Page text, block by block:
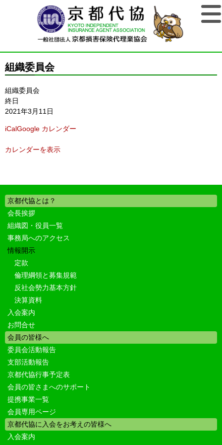
組織委員会
組織委員会
終日
2021年3月11日
iCalGoogle カレンダー
カレンダーを表示
京都代協とは？
会長挨拶
組織図・役員一覧
事務局へのアクセス
情報開示
定款
倫理綱領と募集規範
反社会勢力基本方針
決算資料
入会案内
お問合せ
会員の皆様へ
委員会活動報告
支部活動報告
京都代協行事予定表
会員の皆さまへのサポート
提携事業一覧
会員専用ページ
京都代協に入会をお考えの皆様へ
入会案内